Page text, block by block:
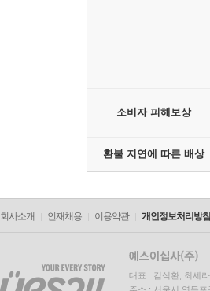
소비자 피해보상
환불 지연에 따른 배상
회사소개 인재채용 이용약관 개인정보처리방침
대표 : 김석환, 최세라